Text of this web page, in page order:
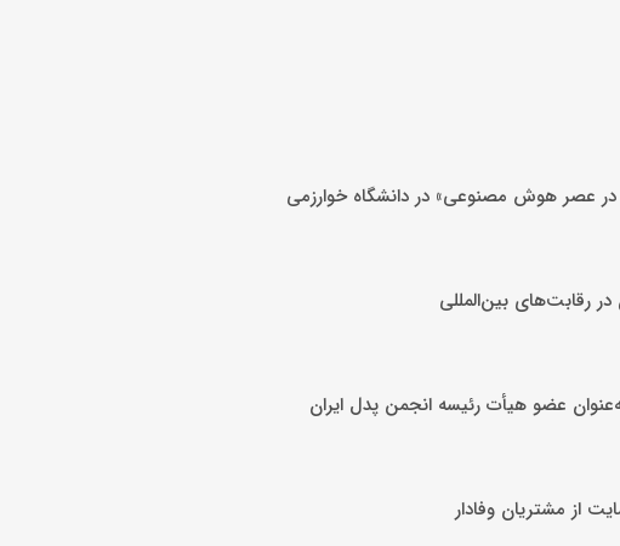
عصر هوش مصنوعی» در دانشگاه خوارزمی
رقابت‌های بین‌المللی
عضو هیأت رئیسه انجمن پدل ایران